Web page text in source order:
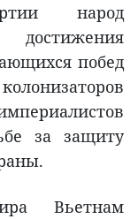
народ
побед
за защиту
Вьетнам